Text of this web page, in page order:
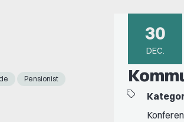
Pensionist
30
DEC.